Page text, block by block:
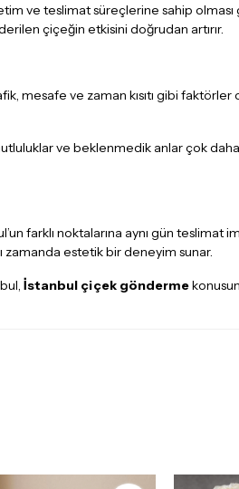
ve teslimat süreçlerine sahip
çiçeğin etkisini doğrudan artırır.
mesafe ve zaman kısıtı gibi
ve beklenmedik anlar çok daha
farklı noktalarına aynı gün teslimat
zamanda estetik bir deneyim sunar.
İstanbul çiçek gönderme